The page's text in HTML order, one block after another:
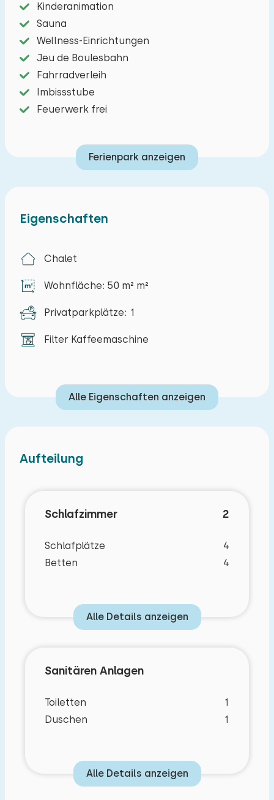
einen Minimarkt und einen Streichelzoo. Die
Umgebung lädt zu Erkundungstouren ein:
Charmante Städte wie Alkmaar, Volendam und
Amsterdam sind schnell zu erreichen, ebenso
wie die Küste. Dieses chalet ist der ideale
Ausgangspunkt für einen erholsamen und
abwechslungsreichen Urlaub.
Eigenschaften
Chalet
Wohnfläche: 50 m² m²
Privatparkplätze: 1
Filter Kaffeemaschine
Alle Eigenschaften anzeigen
Aufteilung
Schlafzimmer 2
Schlafplätze
4
Betten
4
Alle Details anzeigen
Sanitären Anlagen
Toiletten
1
Duschen
1
Alle Details anzeigen
Kinderanimation
Sauna
Wellness-Einrichtungen
Jeu de Boulesbahn
Fahrradverleih
Imbissstube
Feuerwerk frei
Ferienpark anzeigen